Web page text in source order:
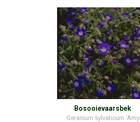
Bosooievaarsbek
Geranium sylvaticum 'Amy